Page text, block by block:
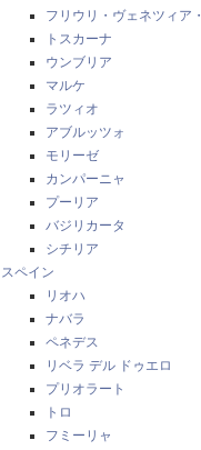
フリウリ・ヴェネツィア
トスカーナ
ウンブリア
マルケ
ラツィオ
アブルッツォ
モリーゼ
カンパーニャ
プーリア
バジリカータ
シチリア
スペイン
リオハ
ナバラ
ペネデス
リベラ デル ドゥエロ
プリオラート
トロ
フミーリャ